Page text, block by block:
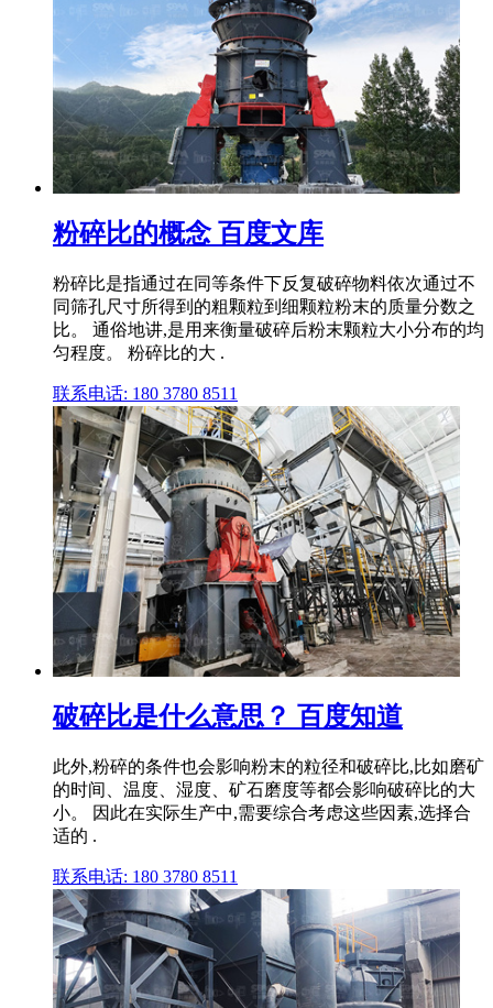
粉碎比的概念 百度文库
粉碎比是指通过在同等条件下反复破碎物料依次通过不
同筛孔尺寸所得到的粗颗粒到细颗粒粉末的质量分数之
比。 通俗地讲,是用来衡量破碎后粉末颗粒大小分布的均
匀程度。 粉碎比的大 .
联系电话: 180 3780 8511
破碎比是什么意思？ 百度知道
此外,粉碎的条件也会影响粉末的粒径和破碎比,比如磨矿
的时间、温度、湿度、矿石磨度等都会影响破碎比的大
小。 因此在实际生产中,需要综合考虑这些因素,选择合
适的 .
联系电话: 180 3780 8511